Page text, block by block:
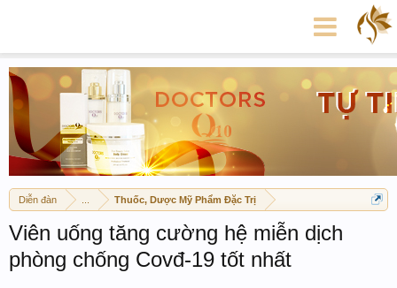
Diễn đàn Thuốc, Dược Mỹ Phẩm Đặc Trị
Viên uống tăng cường hệ miễn dịch
phòng chống Covđ-19 tốt nhất